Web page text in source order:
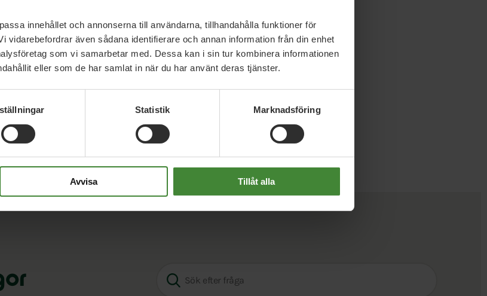
innehållet och annonserna till användarna, tillhandahålla funktioner för
vidarebefordrar även sådana identifierare och annan information från din enhet
som vi samarbetar med. Dessa kan i sin tur kombinera informationen
eller som de har samlat in när du har använt deras tjänster.
Statistik Marknadsföring
Avvisa Tillåt alla
Vi vill ta hand om våra fantastiska
levande hav, vackra naturreservat,
fauna.